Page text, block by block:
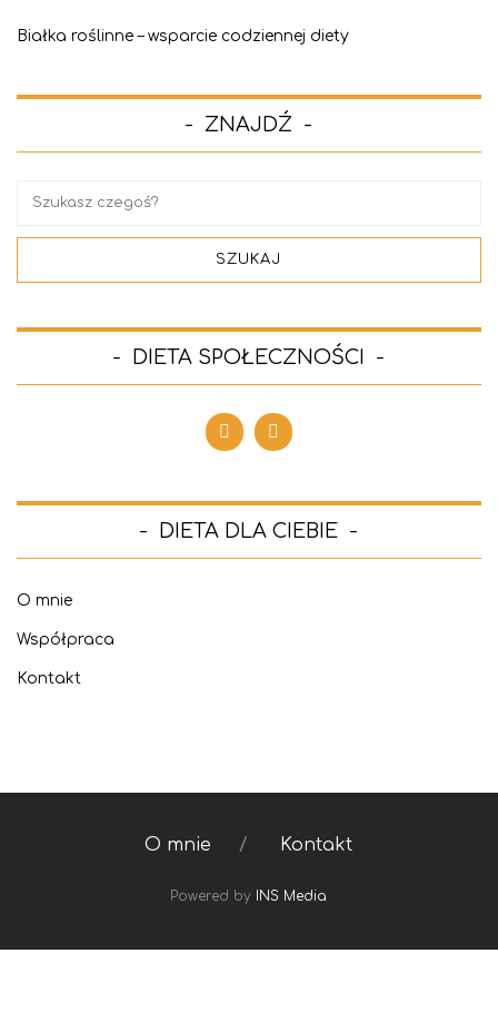
Białka roślinne – wsparcie codziennej diety
ZNAJDŹ
DIETA SPOŁECZNOŚCI
DIETA DLA CIEBIE
O mnie
Współpraca
Kontakt
O mnie Kontakt
Powered by INS Media